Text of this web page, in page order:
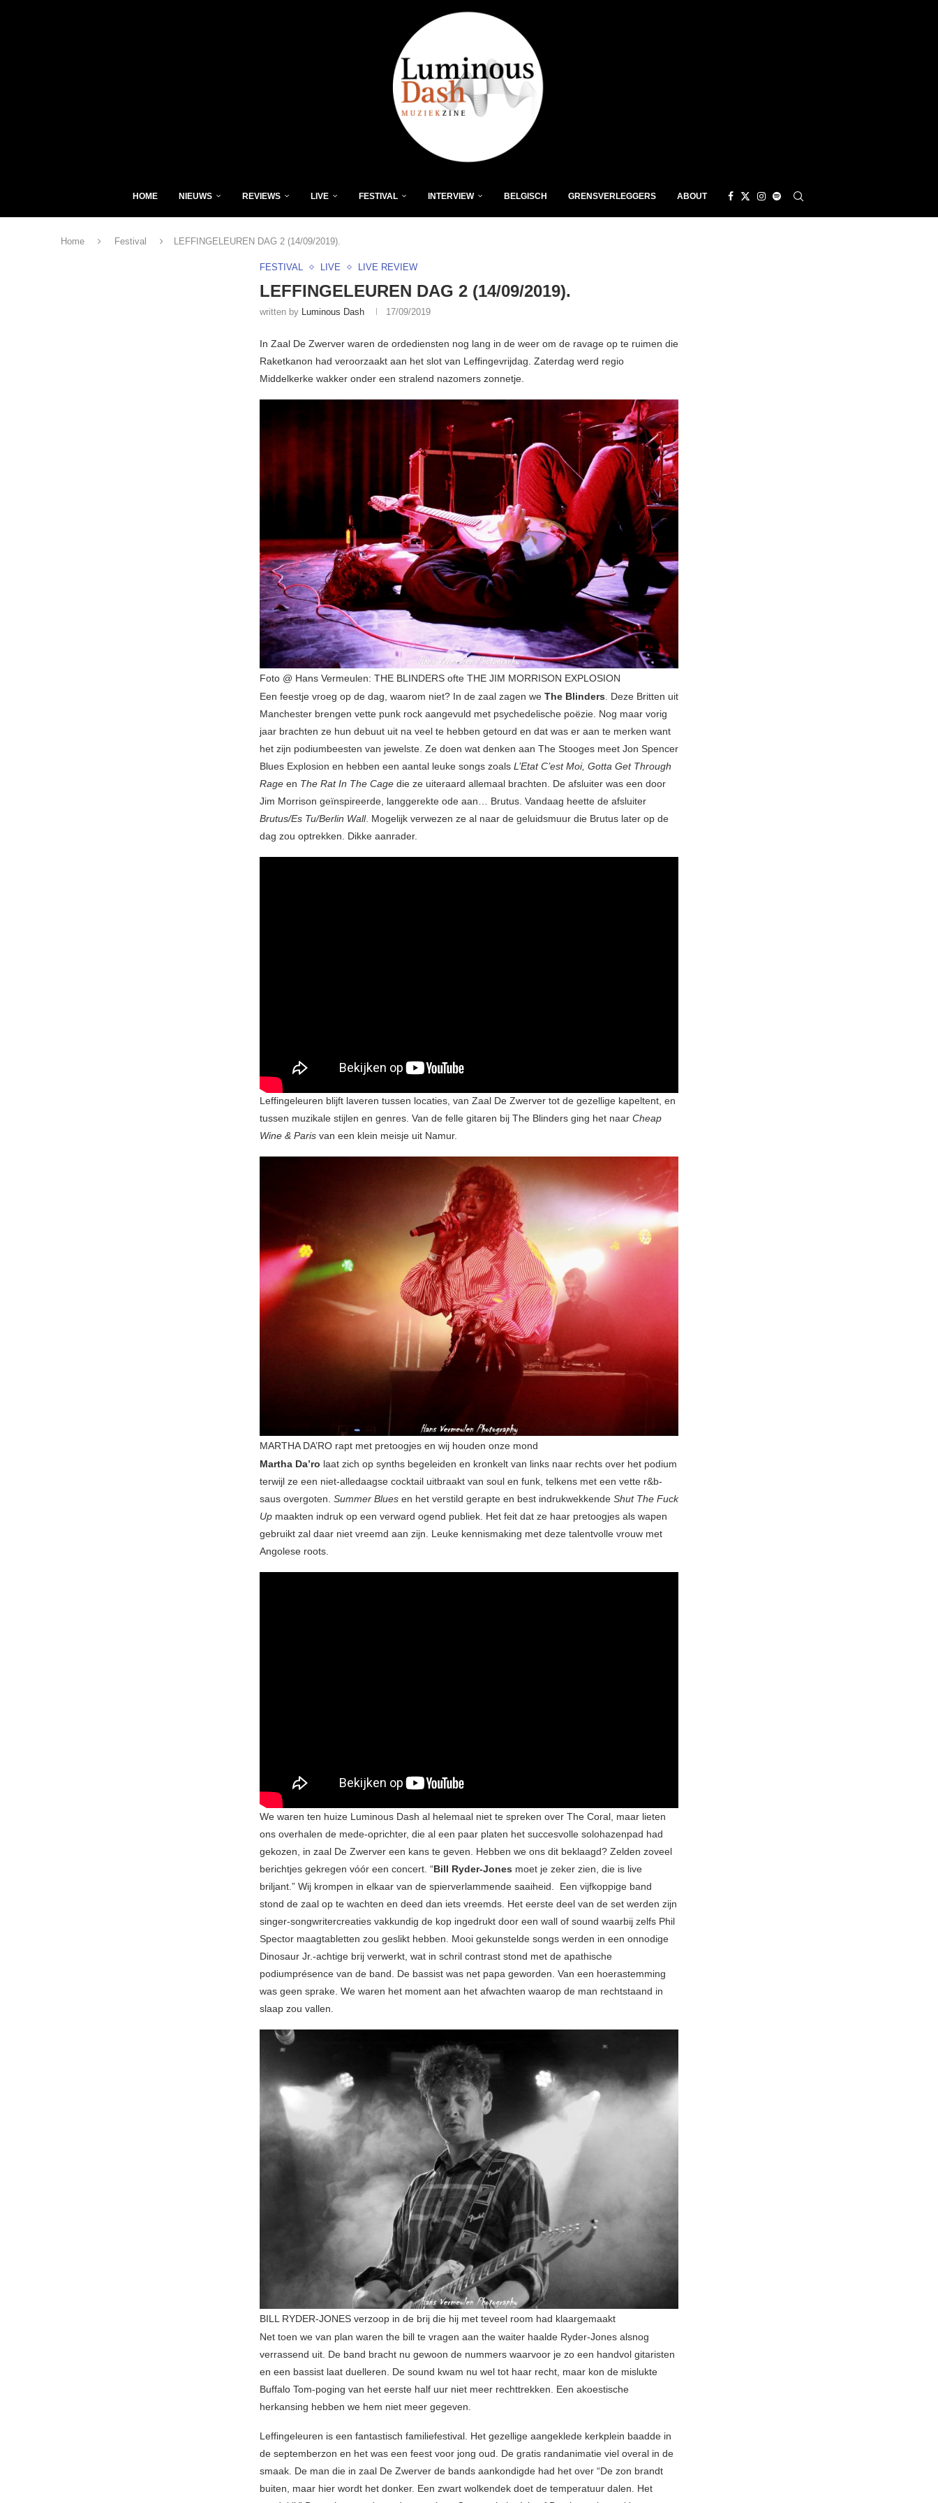
HOME NIEUWS REVIEWS LIVE FESTIVAL INTERVIEW BELGISCH GRENSVERLEGGERS ABOUT
Home Festival LEFFINGELEUREN DAG 2 (14/09/2019).
FESTIVAL LIVE LIVE REVIEW
LEFFINGELEUREN DAG 2 (14/09/2019).
written by Luminous Dash 17/09/2019
In Zaal De Zwerver waren de ordediensten nog lang in de weer om de ravage op te ruimen die
Raketkanon had veroorzaakt aan het slot van Leffingevrijdag. Zaterdag werd regio
Middelkerke wakker onder een stralend nazomers zonnetje.
Foto @ Hans Vermeulen: THE BLINDERS ofte THE JIM MORRISON EXPLOSION
Een feestje vroeg op de dag, waarom niet? In de zaal zagen we The Blinders . Deze Britten uit
Manchester brengen vette punk rock aangevuld met psychedelische poëzie. Nog maar vorig
jaar brachten ze hun debuut uit na veel te hebben getourd en dat was er aan te merken want
het zijn podiumbeesten van jewelste. Ze doen wat denken aan The Stooges meet Jon Spencer
Blues Explosion en hebben een aantal leuke songs zoals L’Etat C’est Moi, Gotta Get Through
Rage en The Rat In The Cage die ze uiteraard allemaal brachten. De afsluiter was een door
Jim Morrison geïnspireerde, langgerekte ode aan… Brutus. Vandaag heette de afsluiter
Brutus/Es Tu/Berlin Wall. Mogelijk verwezen ze al naar de geluidsmuur die Brutus later op de
dag zou optrekken. Dikke aanrader.
Leffingeleuren blijft laveren tussen locaties, van Zaal De Zwerver tot de gezellige kapeltent, en
tussen muzikale stijlen en genres. Van de felle gitaren bij The Blinders ging het naar Cheap
Wine & Paris van een klein meisje uit Namur.
MARTHA DA’RO rapt met pretoogjes en wij houden onze mond
Martha Da’ro laat zich op synths begeleiden en kronkelt van links naar rechts over het podium
terwijl ze een niet-alledaagse cocktail uitbraakt van soul en funk, telkens met een vette r&b-
saus overgoten. Summer Blues en het verstild gerapte en best indrukwekkende Shut The Fuck
Up maakten indruk op een verward ogend publiek. Het feit dat ze haar pretoogjes als wapen
gebruikt zal daar niet vreemd aan zijn. Leuke kennismaking met deze talentvolle vrouw met
Angolese roots.
We waren ten huize Luminous Dash al helemaal niet te spreken over The Coral, maar lieten
ons overhalen de mede-oprichter, die al een paar platen het succesvolle solohazenpad had
gekozen, in zaal De Zwerver een kans te geven. Hebben we ons dit beklaagd? Zelden zoveel
berichtjes gekregen vóór een concert. “Bill Ryder-Jones moet je zeker zien, die is live
briljant.” Wij krompen in elkaar van de spierverlammende saaiheid. Een vijfkoppige band
stond de zaal op te wachten en deed dan iets vreemds. Het eerste deel van de set werden zijn
singer-songwritercreaties vakkundig de kop ingedrukt door een wall of sound waarbij zelfs Phil
Spector maagtabletten zou geslikt hebben. Mooi gekunstelde songs werden in een onnodige
Dinosaur Jr.-achtige brij verwerkt, wat in schril contrast stond met de apathische
podiumprésence van de band. De bassist was net papa geworden. Van een hoerastemming
was geen sprake. We waren het moment aan het afwachten waarop de man rechtstaand in
slaap zou vallen.
BILL RYDER-JONES verzoop in de brij die hij met teveel room had klaargemaakt
Net toen we van plan waren the bill te vragen aan the waiter haalde Ryder-Jones alsnog
verrassend uit. De band bracht nu gewoon de nummers waarvoor je zo een handvol gitaristen
en een bassist laat duelleren. De sound kwam nu wel tot haar recht, maar kon de mislukte
Buffalo Tom-poging van het eerste half uur niet meer rechttrekken. Een akoestische
herkansing hebben we hem niet meer gegeven.
Leffingeleuren is een fantastisch familiefestival. Het gezellige aangeklede kerkplein baadde in
de septemberzon en het was een feest voor jong oud. De gratis randanimatie viel overal in de
smaak. De man die in zaal De Zwerver de bands aankondigde had het over “De zon brandt
buiten, maar hier wordt het donker. Een zwart wolkendek doet de temperatuur dalen. Het